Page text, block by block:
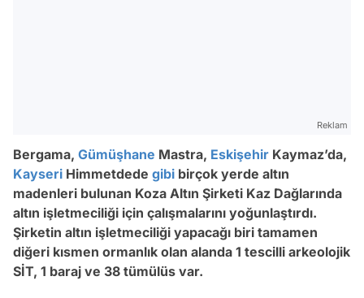
Reklam
Bergama, Gümüşhane Mastra, Eskişehir Kaymaz’da,
Kayseri Himmetdede gibi birçok yerde altın
madenleri bulunan Koza Altın Şirketi Kaz Dağlarında
altın işletmeciliği için çalışmalarını yoğunlaştırdı.
Şirketin altın işletmeciliği yapacağı biri tamamen
diğeri kısmen ormanlık olan alanda 1 tescilli arkeolojik
SİT, 1 baraj ve 38 tümülüs var.